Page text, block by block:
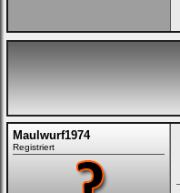
Maulwurf1974
Registriert